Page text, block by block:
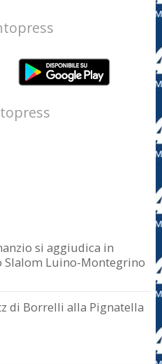
si aggiudica in
Slalom Luino-Montegrino
di Borrelli alla Pignatella